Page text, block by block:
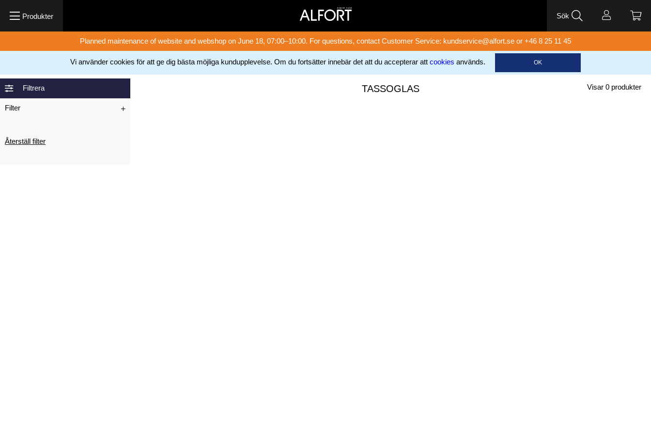
Sök
Planned maintenance of website and webshop on June 18, 07:00–10:00. For questions, contact Customer Service: kundservice@alfort.se or +46 8 25 11 45
Vi använder cookies för att ge dig bästa möjliga kundupplevelse. Om du fortsätter innebär det att du accepterar att cookies används. OK
Filtrera
Filter
Återställ filter
TASSOGLAS Visar 0 produkter